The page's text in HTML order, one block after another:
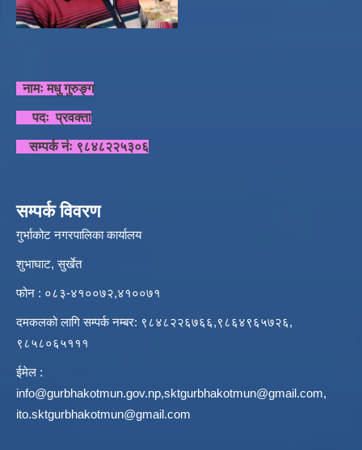
नामः मधु गुरुङ्ग
पदः प्रवक्ता
सम्पर्क नंः ९८४८२२५३०६
सम्पर्क विवरण
गुर्भाकोट नगरपालिका कार्यालय
शुभाघाट, सुर्खेत
फोन : ०८३-४१००७२,४१००७१
दमकलको लागि सम्पर्क नम्बर: ९८४८२२६७६६,९८६४९६५७२६,
९८५८०६५१११
ईमेल :
info@gurbhakotmun.gov.np,sktgurbhakotmun@gmail.com,
ito.sktgurbhakotmun@gmail.com